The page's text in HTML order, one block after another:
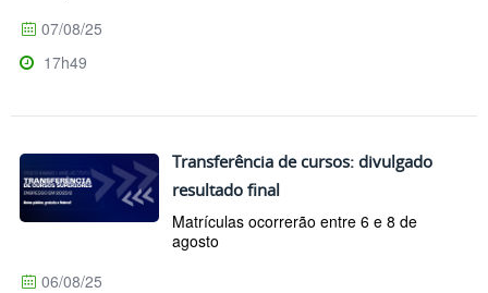
07/08/25
17h49
Transferência de cursos: divulgado
resultado final
Matrículas ocorrerão entre 6 e 8 de
agosto
06/08/25